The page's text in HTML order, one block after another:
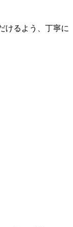
けるよう、丁寧に